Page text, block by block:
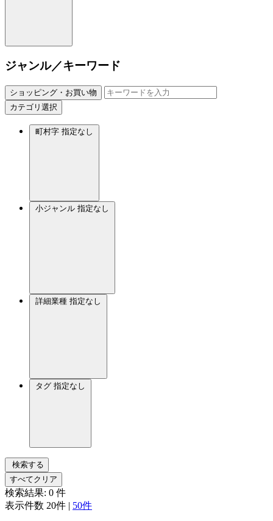
ジャンル／キーワード
ショッピング・お買い物
カテゴリ選択
町村字 指定なし
小ジャンル 指定なし
詳細業種 指定なし
タグ 指定なし
検索する
すべてクリア
検索結果: 0 件
表示件数 20件 | 50件